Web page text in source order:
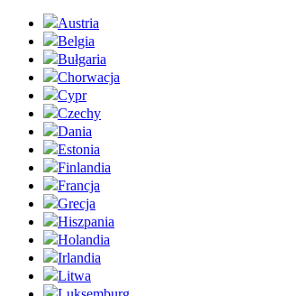
Austria
Belgia
Bułgaria
Chorwacja
Cypr
Czechy
Dania
Estonia
Finlandia
Francja
Grecja
Hiszpania
Holandia
Irlandia
Litwa